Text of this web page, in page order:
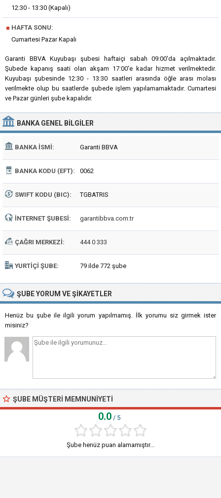
12:30 - 13:30 (Kapalı)
■ HAFTA SONU:
Cumartesi Pazar Kapalı
Garanti BBVA Kuyubaşı şubesi haftaiçi sabah 09:00'da açılmaktadır.
Şubede kapanış saati olan akşam 17:00'e kadar hizmet verilmektedir.
Kuyubaşı şubesinde 12:30 - 13:30 saatleri arasında öğle arası molası
verilmekte olup bu saatlerde şubede işlem yapılamamaktadır. Cumartesi
ve Pazar günleri şube kapalıdır.
BANKA GENEL BILGILER
BANKA İSMI: Garanti BBVA
BANKA KODU (EFT): 0062
SWIFT KODU (BIC): TGBATRIS
İNTERNET ŞUBESI: garantibbva.com.tr
ÇAĞRI MERKEZI: 444 0 333
YURTIÇI ŞUBE: 79 ilde 772 şube
ŞUBEYORUM VE ŞIKAYETLER
Henüz bu şube ile ilgili yorum yapılmamış. İlk yorumu siz girmek ister
misiniz?
ŞUBE MÜŞTERI MEMNUNIYETI
0.0 / 5
Şube henüz puan alamamıştır...